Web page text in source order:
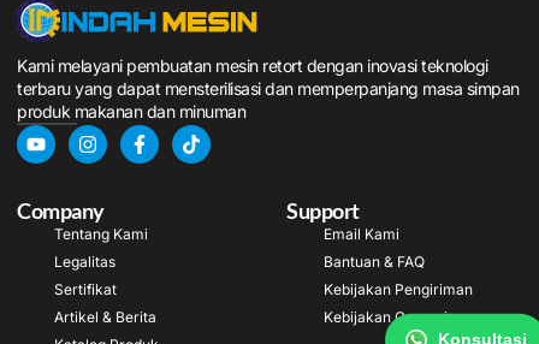
Kami melayani pembuatan mesin retort dengan inovasi teknologi
terbaru yang dapat mensterilisasi dan memperpanjang masa simpan
produk makanan dan minuman
Company
Tentang Kami
Legalitas
Sertifikat
Artikel & Berita
Support
Email Kami
Bantuan & FAQ
Kebijakan Pengiriman
Kebijakan Garansi
Konsultasi